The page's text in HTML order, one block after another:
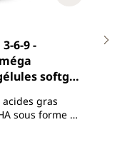
6-9 -
softgel
gras
sous forme de